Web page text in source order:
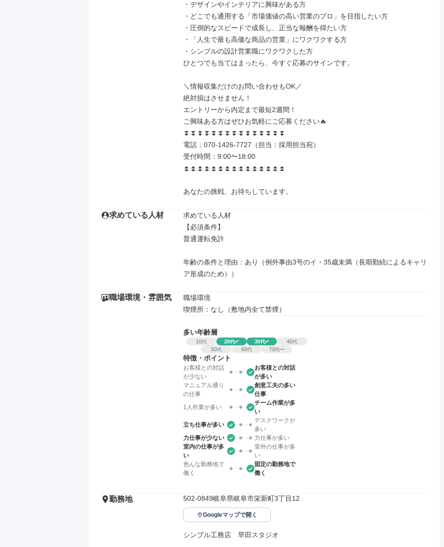
・デザインやインテリアに興味がある方
・どこでも通用する「市場価値の高い営業のプロ」を目指したい方
・圧倒的なスピードで成長し、正当な報酬を得たい方
・「人生で最も高価な商品の営業」にワクワクする方
・シンプルの設計営業職にワクワクした方
ひとつでも当てはまったら、今すぐ応募のサインです。
＼情報収集だけのお問い合わせもOK／
絶対損はさせません！
エントリーから内定まで最短2週間！
ご興味ある方はぜひお気軽にご応募ください🔥
⏬⏬⏬⏬⏬⏬⏬⏬⏬⏬⏬⏬⏬⏬⏬
電話：070-1426-7727（担当：採用担当宛）
受付時間：9:00〜18:00
⏫⏫⏫⏫⏫⏫⏫⏫⏫⏫⏫⏫⏫⏫⏫
あなたの挑戦、お待ちしています。
求めている人材
求めている人材
【必須条件】
普通運転免許
年齢の条件と理由：あり（例外事由3号のイ・35歳未満（長期勤続によるキャリ
ア形成のため））
職場環境・雰囲気
職場環境
喫煙所：なし（敷地内全て禁煙）
多い年齢層
10代 20代 30代 40代
50代 60代 70代〜
特徴・ポイント
お客様との対話
が少ない
お客様との対話
が多い
マニュアル通り
の仕事
創意工夫の多い
仕事
1人作業が多い
チーム作業が多
い
立ち仕事が多い
デスクワークが
多い
力仕事が少ない
力仕事が多い
室内の仕事が多
い
室外の仕事が多
い
色んな勤務地で
働く
固定の勤務地で
働く
勤務地 502-0849岐阜県岐阜市栄新町3丁目12
Googleマップで開く
シンプル工務店　早田スタジオ